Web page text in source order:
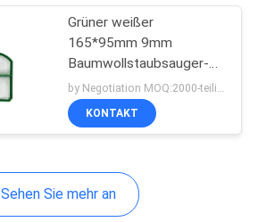
Grüner weißer
165*95mm 9mm
Baumwollstaubsauger-
Staub-Filter
by Negotiation MOQ:2000-teilig/Stücke
KONTAKT
Sehen Sie mehr an